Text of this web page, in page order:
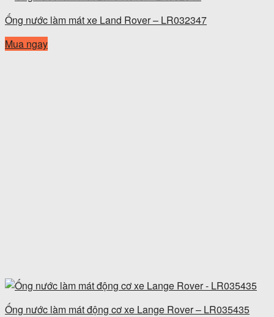
Ống nước làm mát xe Land Rover – LR032347
Mua ngay
Ống nước làm mát động cơ xe Lange Rover – LR035435